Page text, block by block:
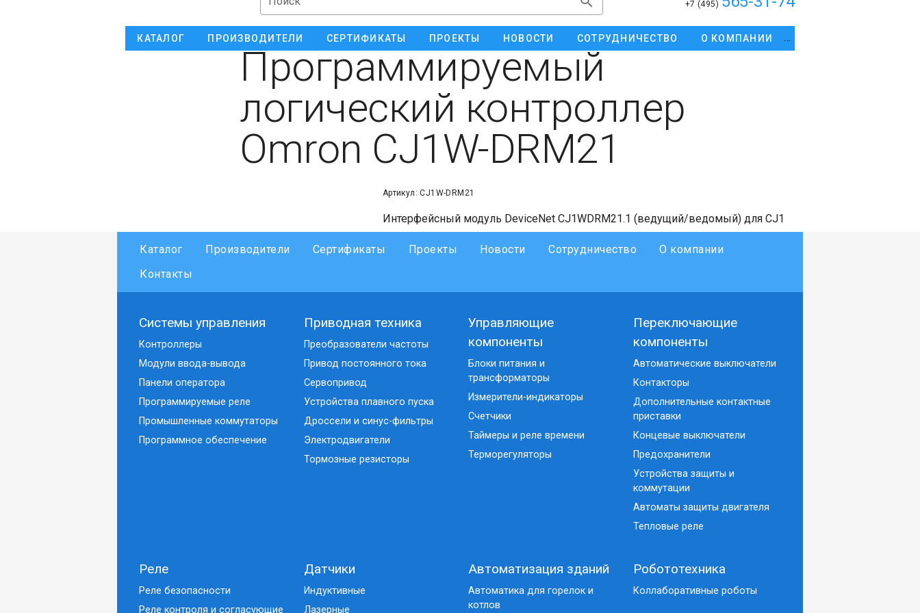
+7 (495)
КАТАЛОГ ПРОИЗВОДИТЕЛИ СЕРТИФИКАТЫ ПРОЕКТЫ НОВОСТИ СОТРУДНИЧЕСТВО О КОМПАНИИ
Программируемый
логический контроллер
Omron CJ1W-DRM21
Артикул: CJ1W-DRM21
Интерфейсный модуль DeviceNet CJ1WDRM21.1 (ведущий/ведомый) для CJ1
Каталог Производители Сертификаты Проекты Новости Сотрудничество
О компании
Контакты
Системы управления
Контроллеры
Модули ввода-вывода
Панели оператора
Программируемые реле
Промышленные коммутаторы
Программное обеспечение
Приводная техника
Преобразователи частоты
Привод постоянного тока
Сервопривод
Устройства плавного пуска
Дроссели и синус-фильтры
Электродвигатели
Тормозные резисторы
Управляющие
компоненты
Блоки питания и
трансформаторы
Измерители-индикаторы
Счетчики
Таймеры и реле времени
Терморегуляторы
Переключающие
компоненты
Автоматические выключатели
Контакторы
Дополнительные контактные
приставки
Концевые выключатели
Предохранители
Устройства защиты и
коммутации
Автоматы защиты двигателя
Тепловые реле
Реле
Реле безопасности
Реле контроля и согласующие
Датчики
Индуктивные
Лазерные
Автоматизация зданий
Автоматика для горелок и
котлов
Робототехника
Коллаборативные роботы